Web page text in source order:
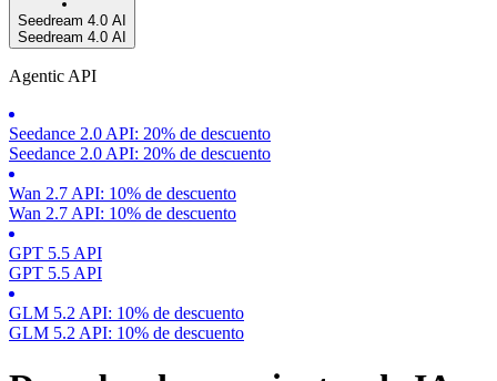
Seedream 4.0 AI
Seedream 4.0 AI
Agentic API
Seedance 2.0 API: 20% de descuento
Seedance 2.0 API: 20% de descuento
Wan 2.7 API: 10% de descuento
Wan 2.7 API: 10% de descuento
GPT 5.5 API
GPT 5.5 API
GLM 5.2 API: 10% de descuento
GLM 5.2 API: 10% de descuento